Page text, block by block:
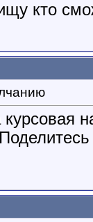
кто
курсовая